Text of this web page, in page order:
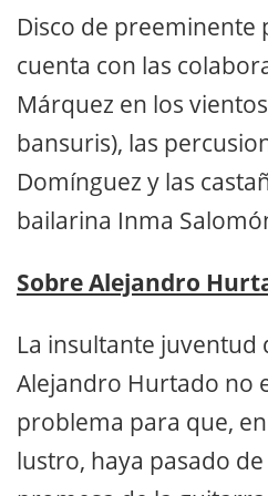
Disco de preeminente
cuenta con las
Márquez en los
bansuris), las
Domínguez y las
bailarina Inma
Sobre Alejandro
La insultante juventud
Alejandro Hurtado no
problema para que,
lustro, haya pasado